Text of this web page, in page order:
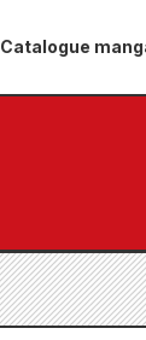
Catalogue